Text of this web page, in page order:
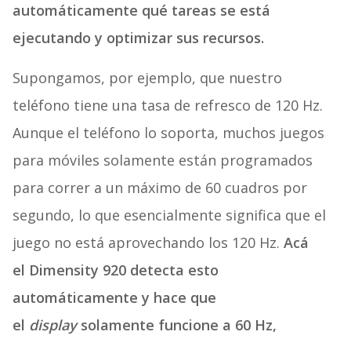
automáticamente qué tareas se está
ejecutando y optimizar sus recursos.
Supongamos, por ejemplo, que nuestro
teléfono tiene una tasa de refresco de 120 Hz.
Aunque el teléfono lo soporta, muchos juegos
para móviles solamente están programados
para correr a un máximo de 60 cuadros por
segundo, lo que esencialmente significa que el
juego no está aprovechando los 120 Hz. Acá
el Dimensity 920 detecta esto
automáticamente y hace que
el displaysolamente funcione a 60 Hz,